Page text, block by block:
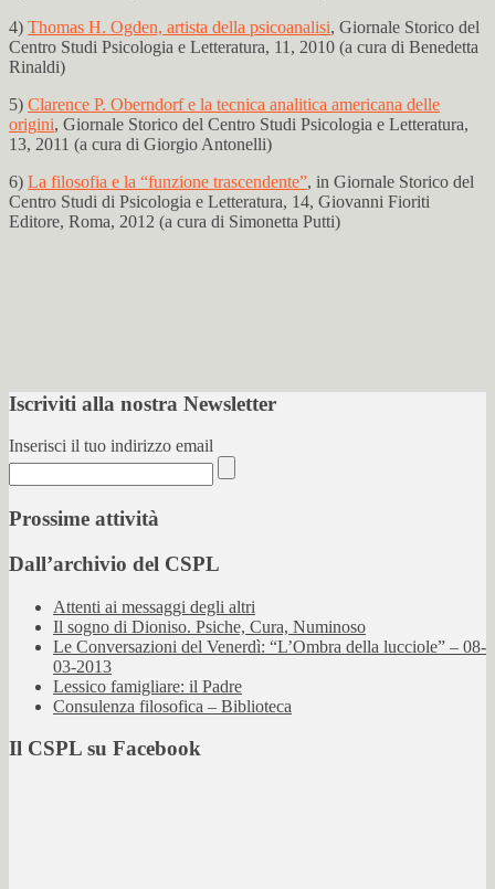
4) Thomas H. Ogden, artista della psicoanalisi, Giornale Storico del
Centro Studi Psicologia e Letteratura, 11, 2010 (a cura di Benedetta
Rinaldi)
5) Clarence P. Oberndorf e la tecnica analitica americana delle
origini, Giornale Storico del Centro Studi Psicologia e Letteratura,
13, 2011 (a cura di Giorgio Antonelli)
6) La filosofia e la “funzione trascendente”, in Giornale Storico del
Centro Studi di Psicologia e Letteratura, 14, Giovanni Fioriti
Editore, Roma, 2012 (a cura di Simonetta Putti)
Iscriviti alla nostra Newsletter
Inserisci il tuo indirizzo email
Prossime attività
Dall’archivio del CSPL
Attenti ai messaggi degli altri
Il sogno di Dioniso. Psiche, Cura, Numinoso
Le Conversazioni del Venerdì: “L’Ombra della lucciole” – 08-
03-2013
Lessico famigliare: il Padre
Consulenza filosofica – Biblioteca
Il CSPL su Facebook